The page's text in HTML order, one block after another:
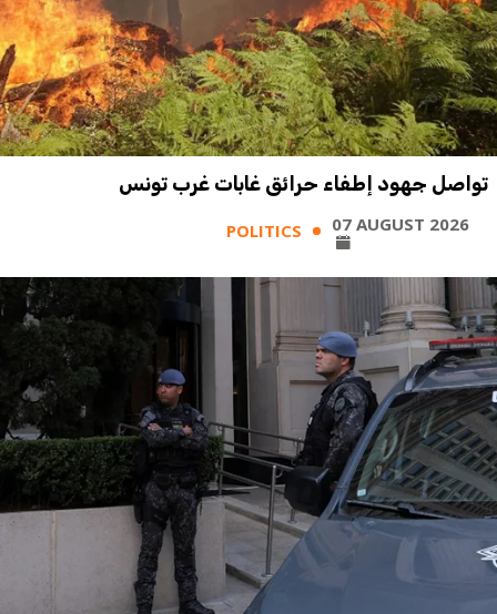
تواصل جهود إطفاء حرائق غابات غرب تونس
POLITICS 07 AUGUST 2026